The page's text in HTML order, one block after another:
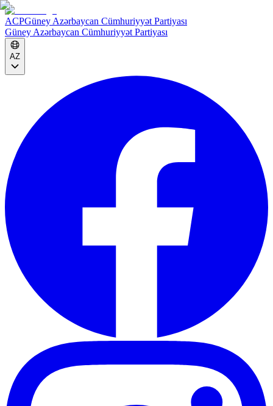
ACPGüney Azərbaycan Cümhuriyyət Partiyası
Güney Azərbaycan Cümhuriyyət Partiyası
AZ